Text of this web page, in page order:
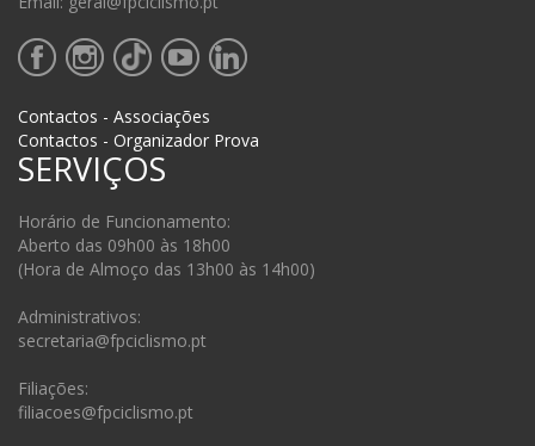
Contactos - Associações
Contactos - Organizador Prova
SERVIÇOS
Horário de Funcionamento:
Aberto das 09h00 às 18h00
(Hora de Almoço das 13h00 às 14h00)
Administrativos:
secretaria@fpciclismo.pt
Filiações:
filiacoes@fpciclismo.pt